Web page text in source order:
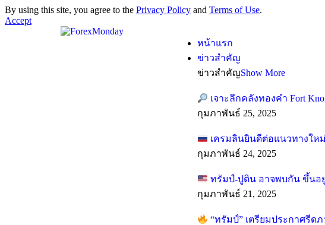
By using this site, you agree to the Privacy Policy and Terms of Use.
Accept
หน้าแรก
ข่าวสำคัญ
ข่าวสำคัญShow More
เจาะลึกคลังทองคำ Fort
กุมภาพันธ์ 25, 2025
เครมลินยินดีต่อแนวทางให
กุมภาพันธ์ 24, 2025
ทรัมป์-ปูติน อาจพบกัน ขึ้นอ
กุมภาพันธ์ 21, 2025
“ทรัมป์” เตรียมประกาศรีด